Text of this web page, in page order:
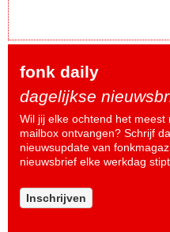
fonk daily
dagelijkse
Wil jij elke ochtend het
mailbox ontvangen? Schrijf
nieuwsupdate van
nieuwsbrief elke werkdag
Inschrijven